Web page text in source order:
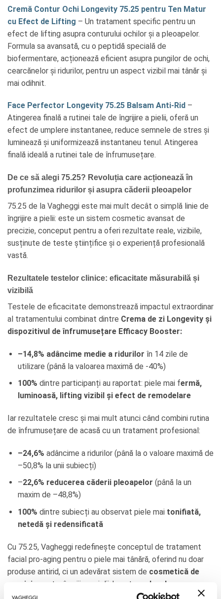
Cremă Contur Ochi Longevity 75.25 pentru Ten Matur
cu Efect de Lifting – Un tratament specific pentru un
efect de lifting asupra conturului ochilor și a pleoapelor.
Formula sa avansată, cu o peptidă specială de
biofermentare, acționează eficient asupra pungilor de ochi,
cearcănelor și ridurilor, pentru un aspect vizibil mai tânăr și
mai odihnit.
Face Perfector Longevity 75.25 Balsam Anti-Rid –
Atingerea finală a rutinei tale de îngrijire a pielii, oferă un
efect de umplere instantanee, reduce semnele de stres și
luminează și uniformizează instantaneu tenul. Atingerea
finală ideală a rutinei tale de înfrumusețare.
De ce să alegi 75.25? Revoluția care acționează în
profunzimea ridurilor și asupra căderii pleoapelor
75.25 de la Vagheggi este mai mult decât o simplă linie de
îngrijire a pielii: este un sistem cosmetic avansat de
precizie, conceput pentru a oferi rezultate reale, vizibile,
susținute de teste științifice și o experiență profesională
vastă.
Rezultatele testelor clinice: eficacitate măsurabilă și
vizibilă
Testele de eficacitate demonstrează impactul extraordinar
al tratamentului combinat dintre Crema de zi Longevity și
dispozitivul de înfrumusețare Efficacy Booster:
–14,8% adâncime medie a ridurilor în 14 zile de
utilizare (până la valoarea maximă de -40%)
100% dintre participanți au raportat: piele mai fermă,
luminoasă, lifting vizibil și efect de remodelare
Iar rezultatele cresc și mai mult atunci când combini rutina
de înfrumusețare de acasă cu un tratament profesional:
–24,6% adâncime a ridurilor (până la o valoare maximă de
–50,8% la unii subiecți)
–22,6% reducerea căderii pleoapelor (până la un
maxim de –48,8%)
100% dintre subiecți au observat piele mai tonifiată,
netedă și redensificată
Cu 75.25, Vagheggi redefinește conceptul de tratament
facial pro-aging pentru o piele mai tânără, oferind nu doar
produse antirid, ci un adevărat sistem de cosmetică de
precizie
pentru îngrijirea pielii, bazat pe
abordarea
inovatoare a longevității cutanate.